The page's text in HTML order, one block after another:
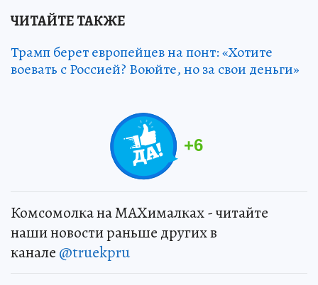
ЧИТАЙТЕ ТАКЖЕ
Трамп берет европейцев на понт: «Хотите
воевать с Россией? Воюйте, но за свои деньги»
+6
Комсомолка на MAXималках - читайте
наши новости раньше других в
канале @truekpru